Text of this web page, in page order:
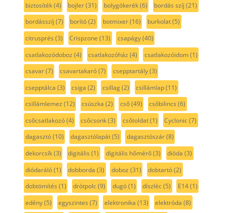
biztosíték(4) bojler(31) bolygókerék(6) bordás szíj (21)
bordásszíj (7) borító(2) botmixer(16) burkolat(5)
citrusprés (3) Crispzone (13) csapágy(40)
csatlakozódoboz (4) csatlakozóház (4) csatlakozóidom(1)
csavar(7) csavartakaró(7) csepptartály(3)
csepptálca (3) csiga (2) csillag(2) csillámlap(11)
csillámlemez (12) csúszka (2) cső(49) csőbilincs (6)
csőcsatlakozó(4) csőcsonk(3) csőtoldat(1) Cyclonic(7)
dagasztó(10) dagasztólapát(5) dagasztószár(8)
dekorcsík(3) digitális (1) digitális hőmérő(3) dióda (3)
diódaráló(1) dobborda (3) doboz (31) dobtartó(2)
dobtömítés (1) drótpolc(9) dugó(1) díszléc(5) E14(1)
edény(5) egyszintes (7) elektronika (13) elektróda (8)